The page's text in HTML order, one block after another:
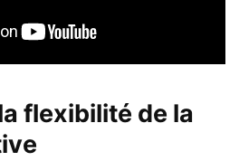
flexibilité de la